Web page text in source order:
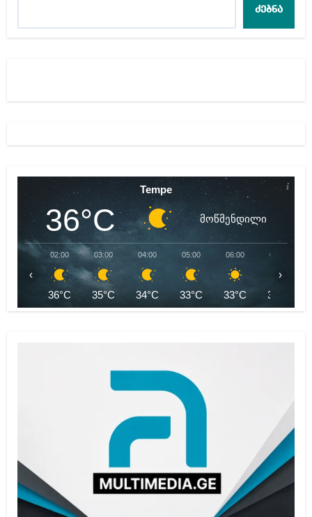
ძებნა
Tempe
36°C მოწმენდილი
02:00
36°C
03:00
35°C
04:00
34°C
05:00
33°C
06:00
33°C
07:00
34°C
‹ ›